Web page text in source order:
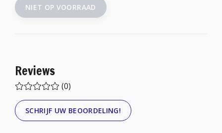
NIET OP VOORRAAD
Reviews
(0)
SCHRIJF UW BEOORDELING!